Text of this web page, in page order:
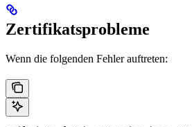
Zertifikatsprobleme
Wenn die folgenden Fehler auftreten: